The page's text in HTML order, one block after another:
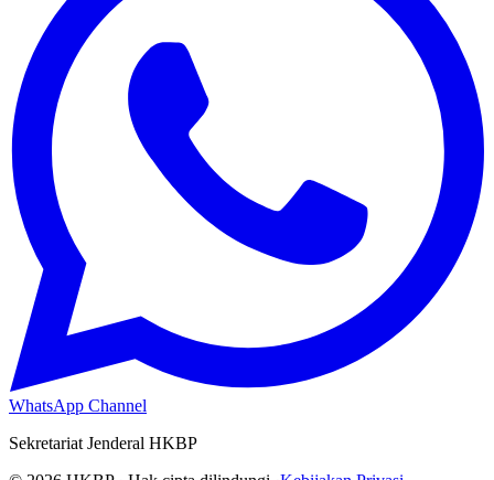
WhatsApp Channel
Sekretariat Jenderal HKBP